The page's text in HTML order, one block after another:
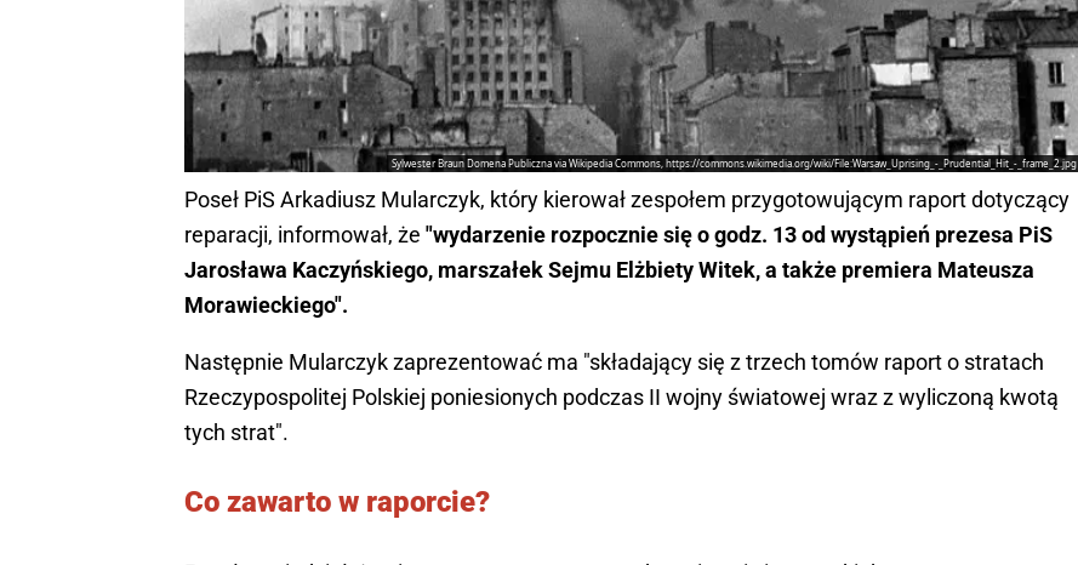
Sylwester Braun Domena Publiczna via Wikipedia Commons, https://commons.wikimedia.org/wiki/File:Warsaw_Uprising_-_Prudential_Hit_-_frame_2.jpg
Poseł PiS Arkadiusz Mularczyk, który kierował zespołem przygotowującym raport dotyczący
reparacji, informował, że "wydarzenie rozpocznie się o godz. 13 od wystąpień prezesa PiS
Jarosława Kaczyńskiego, marszałek Sejmu Elżbiety Witek, a także premiera Mateusza
Morawieckiego".
Następnie Mularczyk zaprezentować ma "składający się z trzech tomów raport o stratach
Rzeczypospolitej Polskiej poniesionych podczas II wojny światowej wraz z wyliczoną kwotą
tych strat".
Co zawarto w raporcie?